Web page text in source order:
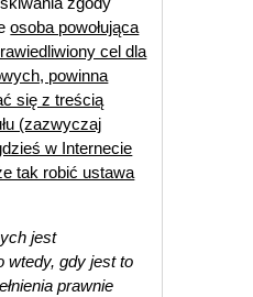
osoba powołująca
cel dla
powinna
się z treścią
(zazwyczaj
w Internecie
tak robić ustawa
jest
wtedy, gdy jest to
prawnie